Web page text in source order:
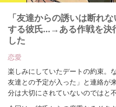
「友達からの誘いは断れ
する彼氏...→ある作戦を決
した
恋愛
楽しみにしていたデートの約束。
友達との予定が入った」と連絡が
分は大切にされていないのではと